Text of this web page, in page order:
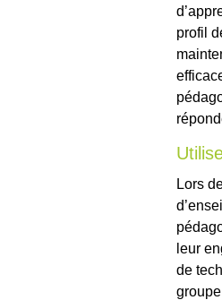
profil
Lors
leur
de